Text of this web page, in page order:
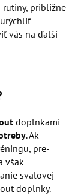
približne
vás na ďalší
doplnkami
. Ak
pre-
však
svalovej
doplnky.